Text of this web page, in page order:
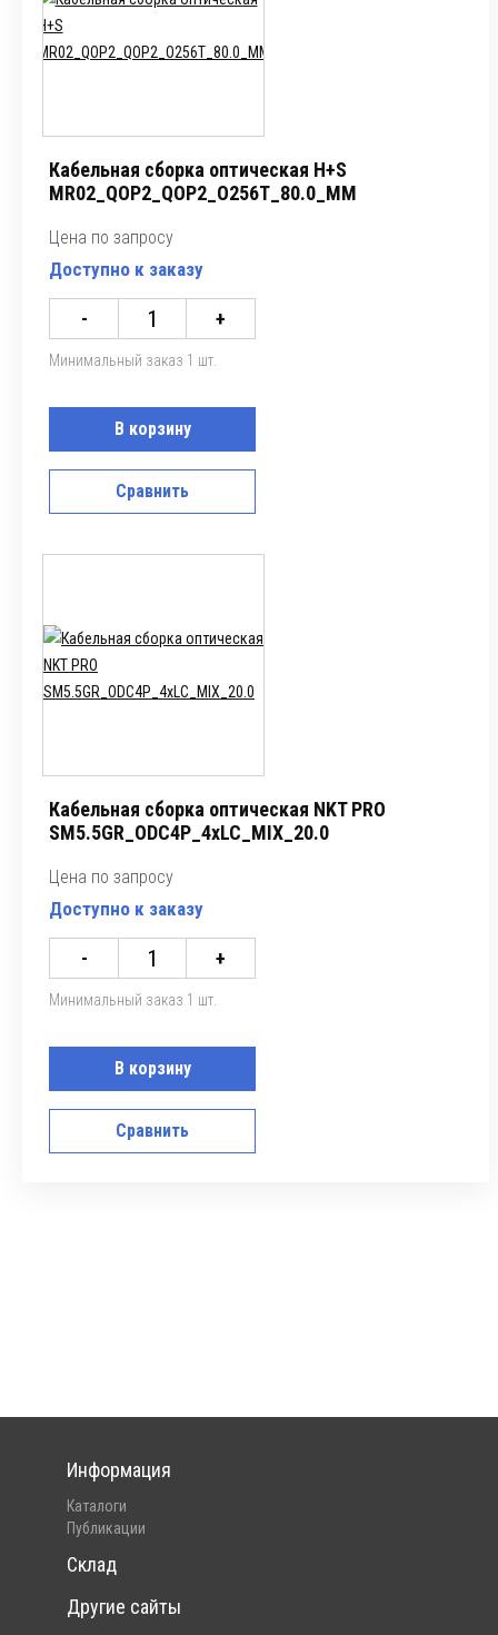
Кабельная сборка оптическая H+S
MR02_QOP2_QOP2_O256T_80.0_MM
Цена по запросу
Доступно к заказу
- +
Минимальный заказ 1 шт.
В корзину
Сравнить
Кабельная сборка оптическая NKT PRO
SM5.5GR_ODC4P_4xLC_MIX_20.0
Цена по запросу
Доступно к заказу
- +
Минимальный заказ 1 шт.
В корзину
Сравнить
Информация
Каталоги
Публикации
Склад
Другие сайты